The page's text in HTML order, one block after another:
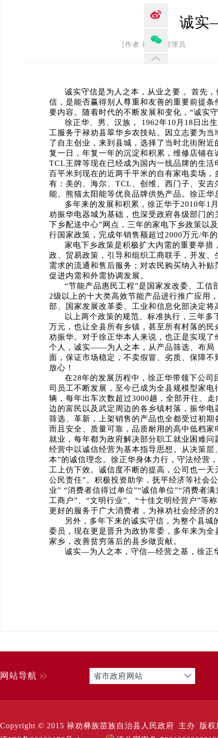
诚实
[作者:禄劝县管理员 发
诚实守信是为人之本，从业之要 。首先
信，是能否赢得别人尊重和友善的重要前提
要内容。随着时代的不断发展和变化，“诚实
徐正华、男、汉族， 1962年10月18日出
工服务于禄劝县翠华乡农技站。因立志要为
了自主创业，来到县城，选择了当时北街附
复一日，年复一年的沉淀和积累，维修店铺
TCL王牌等现在已经成为国内一线品牌的生
百平米到现在的近两千平米的自有家电卖场
有：美的、海尔、TCL、创维、西门子、安
能、熊猫太阳能等优良品牌供热产品。徐正
多年来的发展和积累，徐正华于2010年1
劝振华电器城为基础，也深受政府各级部门
下乡配送中心”网点，三年的家电下乡政策以
行国家政策，完成年销售额超过2000万元/年
家电下乡政策是积极扩大内需的重要举
政、贸易政策，引导和组织工商联手，开发
需求的流通和售后服务；对农民购买纳入补
促进内需和外需协调发展。
“节能产品惠民工程”是国家发改委、工
2级以上的十大类高效节能产品进行推广应用
部、国家发展改革委、工业和信息化部决定
以上两个政策的规范、标准执行，三年
万元，也让全县所有乡镇，甚至所有村落的
劝振华。对于徐正华本人来说，也正是实现
个人，诚实——为人之本，从产品筛选、布局
面，保证市场稳定，不卖假冒、劣质、保障
放心！
在28年的发展历程中，徐正华带领下公
司员工不断发展，至今已成为全县规模型家
辆，每年出车次数超过3000趟，全部开往、
边的富民以及武定周边的各乡镇村落，振华
筛选、革新，上架销售的产品也全都受过初
而且安全、质量可靠，品质耐用的高中低档
就业，每年都为政府解决部分职工就业困难
经营中以诚信经营为基本指导思想。从决策
本”的诚信理念。徐正华身体力行，守法经营
工上仿下效。诚信度不断的提高，公司也一
公民责任”。积极投资助学，抚平经济等社会
业” “消费者信得过单位”“诚信单位”“消费者
工商户”、“文明行业”、“十佳文明经营户”等
更好的服务于广大消费者，为禄劝社会经济的
另外，多年下来的诚实守信，为整个县
委员，现在更是晋升为政协常委，多年来为
家乡，改善贫穷落后的县乡做贡献。
诚实—为人之本，守信—经营之基，徐正
网站导航 省市政府网站
Copyright © 2015 禄劝彝族苗族自治县人民政府 主办 版